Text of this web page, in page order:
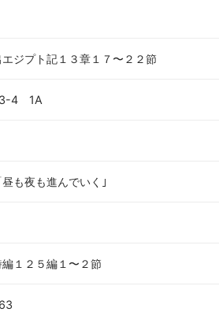
エジプト記１３章１７〜２２節
4 1A
昼も夜も進んでいく｣
編１２５編１〜２節